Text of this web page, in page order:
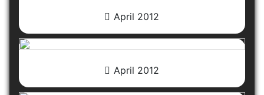
April 2012
April 2012